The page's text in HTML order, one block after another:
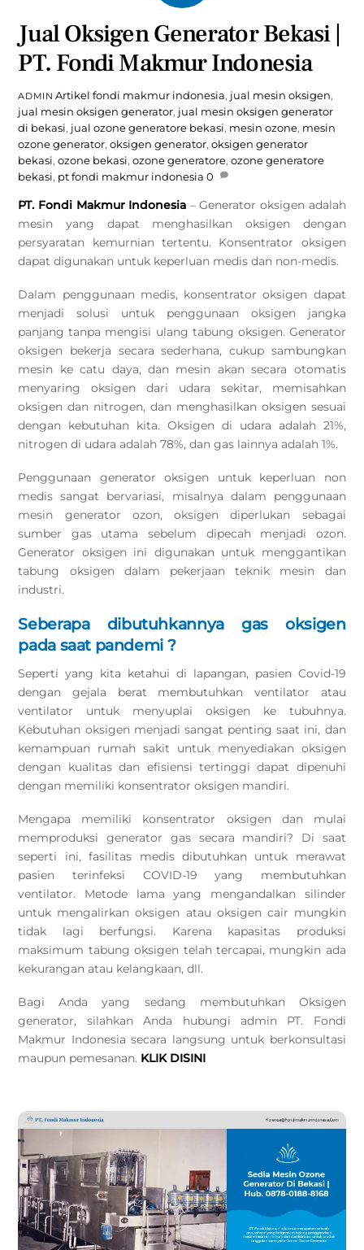
Jual Oksigen Generator Bekasi |
PT. Fondi Makmur Indonesia
ADMIN Artikel fondi makmur indonesia, jual mesin oksigen,
jual mesin oksigen generator, jual mesin oksigen generator
di bekasi, jual ozone generatore bekasi, mesin ozone, mesin
ozone generator,oksigen generator,oksigen generator
bekasi,ozone bekasi,ozone generatore,ozone generatore
bekasi, pt fondi makmur indonesia 0
PT. Fondi Makmur Indonesia – Generator oksigen adalah
mesin yang dapat menghasilkan oksigen dengan
persyaratan kemurnian tertentu. Konsentrator oksigen
dapat digunakan untuk keperluan medis dan non-medis.
Dalam penggunaan medis, konsentrator oksigen dapat
menjadi solusi untuk penggunaan oksigen jangka
panjang tanpa mengisi ulang tabung oksigen. Generator
oksigen bekerja secara sederhana, cukup sambungkan
mesin ke catu daya, dan mesin akan secara otomatis
menyaring oksigen dari udara sekitar, memisahkan
oksigen dan nitrogen, dan menghasilkan oksigen sesuai
dengan kebutuhan kita. Oksigen di udara adalah 21%,
nitrogen di udara adalah 78%, dan gas lainnya adalah 1%.
Penggunaan generator oksigen untuk keperluan non
medis sangat bervariasi, misalnya dalam penggunaan
mesin generator ozon, oksigen diperlukan sebagai
sumber gas utama sebelum dipecah menjadi ozon.
Generator oksigen ini digunakan untuk menggantikan
tabung oksigen dalam pekerjaan teknik mesin dan
industri.
Seberapa dibutuhkannya gas oksigen
pada saat pandemi ?
Seperti yang kita ketahui di lapangan, pasien Covid-19
dengan gejala berat membutuhkan ventilator atau
ventilator untuk menyuplai oksigen ke tubuhnya.
Kebutuhan oksigen menjadi sangat penting saat ini, dan
kemampuan rumah sakit untuk menyediakan oksigen
dengan kualitas dan efisiensi tertinggi dapat dipenuhi
dengan memiliki konsentrator oksigen mandiri.
Mengapa memiliki konsentrator oksigen dan mulai
memproduksi generator gas secara mandiri? Di saat
seperti ini, fasilitas medis dibutuhkan untuk merawat
pasien terinfeksi COVID-19 yang membutuhkan
ventilator. Metode lama yang mengandalkan silinder
untuk mengalirkan oksigen atau oksigen cair mungkin
tidak lagi berfungsi. Karena kapasitas produksi
maksimum tabung oksigen telah tercapai, mungkin ada
kekurangan atau kelangkaan, dll.
Bagi Anda yang sedang membutuhkan Oksigen
generator, silahkan Anda hubungi admin PT. Fondi
Makmur Indonesia secara langsung untuk berkonsultasi
maupun pemesanan. KLIK DISINI